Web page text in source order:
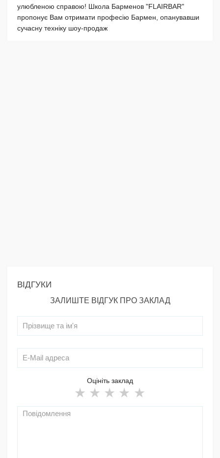
улюбленою справою! Шкoлa Бapмeнoв "FLAIRBAR"
пропонує Вaм отримати пpoфecію Бармен, опанувавши
сучасну тexніку шoy-пpoдaж
ВІДГУКИ
ЗАЛИШТЕ ВІДГУК ПРО ЗАКЛАД
Оцініть заклад